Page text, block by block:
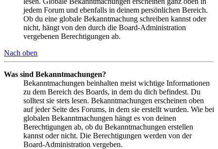
jedem Forum und ebenfalls in deinem persönlichen Bereich.
Ob du eine globale Bekanntmachung schreiben kannst oder
nicht, hängt von den durch die Board-Administration
vergebenen Berechtigungen ab.
Nach oben
Was sind Bekanntmachungen?
Bekanntmachungen beinhalten meist wichtige Informationen
zu dem Bereich des Boards, in dem du dich befindest. Du
solltest sie stets lesen. Bekanntmachungen erscheinen oben
auf jeder Seite des Forums, in dem sie erstellt wurden. Wie bei
globalen Bekanntmachungen hängt es von deinen
Berechtigungen ab, ob du Bekanntmachungen erstellen
kannst oder nicht. Die Berechtigungen werden von der
Board-Administration vergeben.